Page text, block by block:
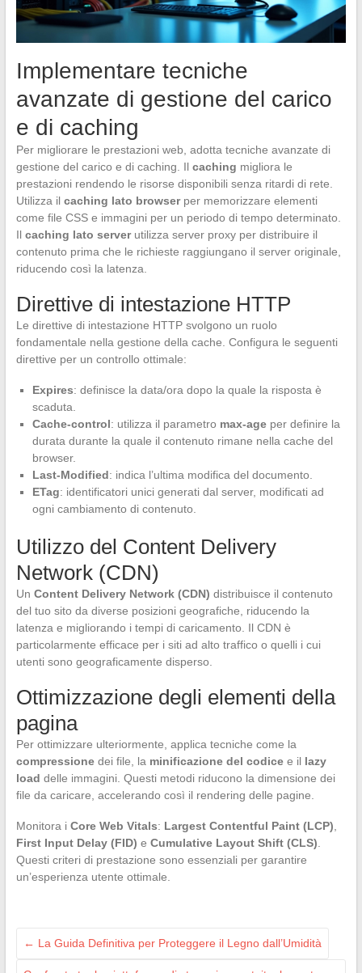
Implementare tecniche
avanzate di gestione del carico
e di caching
Per migliorare le prestazioni web, adotta tecniche avanzate di
gestione del carico e di caching. Il caching migliora le
prestazioni rendendo le risorse disponibili senza ritardi di rete.
Utilizza il caching lato browserper memorizzare elementi
come file CSS e immagini per un periodo di tempo determinato.
Il caching lato serverutilizza server proxy per distribuire il
contenuto prima che le richieste raggiungano il server originale,
riducendo così la latenza.
Direttive di intestazione HTTP
Le direttive di intestazione HTTP svolgono un ruolo
fondamentale nella gestione della cache. Configura le seguenti
direttive per un controllo ottimale:
Expires: definisce la data/ora dopo la quale la risposta è
scaduta.
Cache-control: utilizza il parametro max-ageper definire la
durata durante la quale il contenuto rimane nella cache del
browser.
Last-Modified: indica l’ultima modifica del documento.
ETag: identificatori unici generati dal server, modificati ad
ogni cambiamento di contenuto.
Utilizzo del Content Delivery
Network (CDN)
Un Content Delivery Network (CDN) distribuisce il contenuto
del tuo sito da diverse posizioni geografiche, riducendo la
latenza e migliorando i tempi di caricamento. Il CDN è
particolarmente efficace per i siti ad alto traffico o quelli i cui
utenti sono geograficamente disperso.
Ottimizzazione degli elementi della
pagina
Per ottimizzare ulteriormente, applica tecniche come la
compressionedei file, la minificazione del codicee il lazy
load delle immagini. Questi metodi riducono la dimensione dei
file da caricare, accelerando così il rendering delle pagine.
Monitora i Core Web Vitals: Largest Contentful Paint (LCP),
First Input Delay (FID) e Cumulative Layout Shift (CLS).
Questi criteri di prestazione sono essenziali per garantire
un’esperienza utente ottimale.
← La Guida Definitiva per Proteggere il Legno dall’Umidità